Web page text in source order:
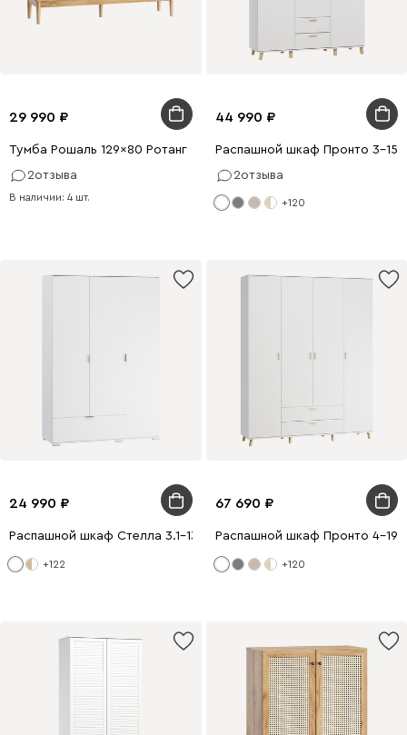
29 990
Тумба Рошаль 129x80 Ротанг
2отзыва
В наличии: 4 шт.
44 990
Распашной шкаф Пронто 3-
2отзыва
+120
24 990
Распашной шкаф Стелла 3.1-130x200 Белый
+122
67 690
Распашной шкаф Пронто 4-
+120